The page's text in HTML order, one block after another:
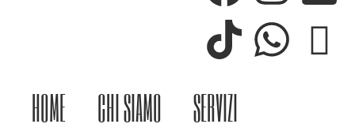
HOME CHI SIAMO
SERVIZI